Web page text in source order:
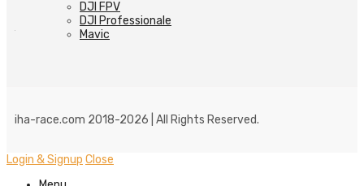
DJI FPV
DJI Professionale
Mavic
iha-race.com 2018-2026 | All Rights Reserved.
Login & Signup Close